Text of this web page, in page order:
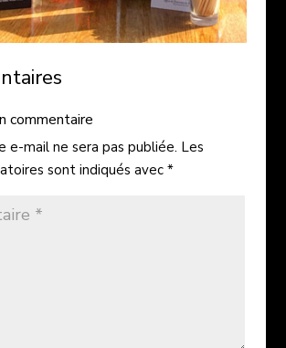
commentaire
e-mail ne sera pas publiée. Les
sont indiqués avec *